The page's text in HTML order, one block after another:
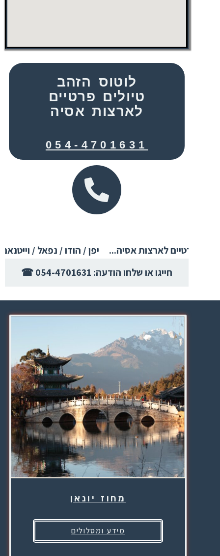
לוטוס הזהב
טיולים פרטיים
לארצות אסיה
054-4701631
☎ חייגו או שלחו הודעה: 054-4701631
מחוז יונאן
מידע ומסלולים